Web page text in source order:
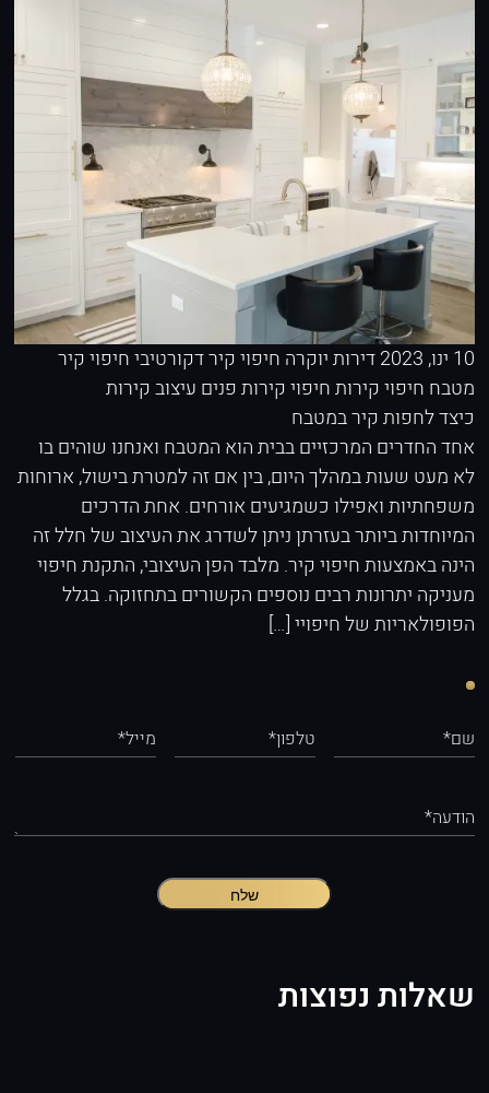
10 ינו, 2023 דירות יוקרה חיפוי קיר דקורטיביחיפוי קיר
מטבח חיפוי קירותחיפוי קירות פנים עיצוב קירות
כיצד לחפות קיר במטבח
אחד החדרים המרכזיים בבית הוא המטבח ואנחנו שוהים בו
לא מעט שעות במהלך היום, בין אם זה למטרת בישול, ארוחות
משפחתיות ואפילו כשמגיעים אורחים. אחת הדרכים
המיוחדות ביותר בעזרתן ניתן לשדרג את העיצוב של חלל זה
הינה באמצעות חיפוי קיר. מלבד הפן העיצובי, התקנת חיפוי
מעניקה יתרונות רבים נוספים הקשורים בתחזוקה. בגלל
הפופולאריות של חיפויי […]
שם* טלפון* מייל*
הודעה*
שלח
שאלות נפוצות